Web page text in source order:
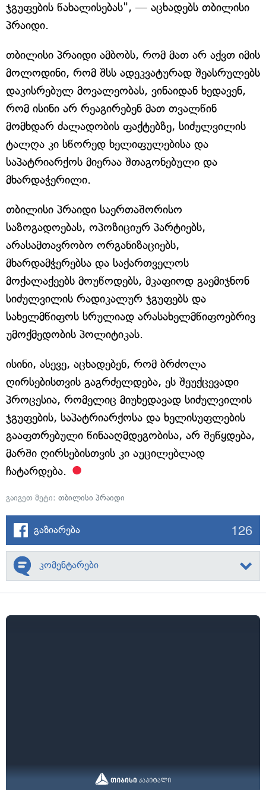
ჯგუფების წახალისებას", — აცხადებს თბილისი
პრაიდი.
თბილისი პრაიდი ამბობს, რომ მათ არ აქვთ იმის
მოლოდინი, რომ შსს ადეკვატურად შეასრულებს
დაკისრებულ მოვალეობას, ვინაიდან ხედავენ,
რომ ისინი არ რეაგირებენ მათ თვალწინ
მომხდარ ძალადობის ფაქტებზე, სიძულვილის
ტალღა კი სწორედ ხელიფულებისა და
საპატრიარქოს მიერაა შთაგონებული და
მხარდაჭერილი.
თბილისი პრაიდი საერთაშორისო
საზოგადოებას, ოპოზიციურ პარტიებს,
არასამთავრობო ორგანიზაციებს,
მხარდამჭერებსა და საქართველოს
მოქალაქეებს მოუწოდებს, მკაფიოდ გაემიჯნონ
სიძულვილის რადიკალურ ჯგუფებს და
სახელმწიფოს სრულიად არასახელმწიფოებრივ
უმოქმედობის პოლიტიკას.
ისინი, ასევე, აცხადებენ, რომ ბრძოლა
ღირსებისთვის გაგრძელდება, ეს შეუქცევადი
პროცესია, რომელიც მიუხედავად სიძულვილის
ჯგუფების, საპატრიარქოსა და ხელისუფლების
გააფთრებული წინააღმდეგობისა, არ შეწყდება,
მარში ღირსებისთვის კი აუცილებლად
ჩატარდება.
გაიგეთ მეტი: თბილისი პრაიდი
გაზიარება 126
კომენტარები